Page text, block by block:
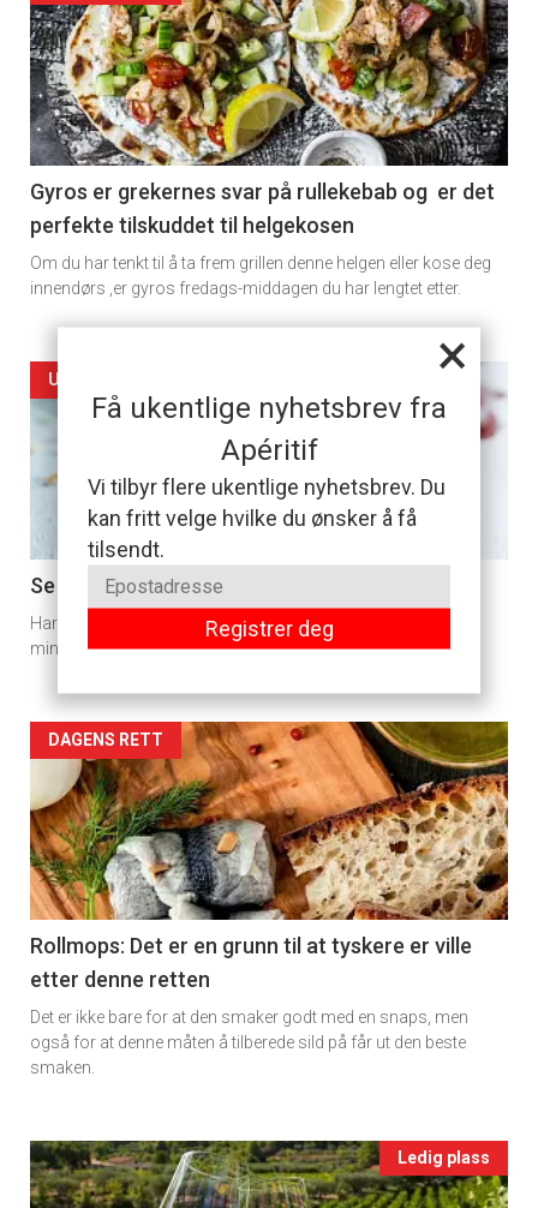
×
Få ukentlige nyhetsbrev fra
Apéritif
Vi tilbyr flere ukentlige nyhetsbrev. Du
kan fritt velge hvilke du ønsker å få
tilsendt.
Registrer deg
detail
-
section
11
Dagens
rett
Gyros er grekernes svar på rullekebab og er det
perfekte tilskuddet til helgekosen
Om du har tenkt til å ta frem grillen denne helgen eller kose deg
innendørs ,er gyros fredags-middagen du har lengtet etter.
Artikler
detail
-
section
11
Dagens
rett
UKENS KAKE
Se så lekre cookies med blåbær blir
Har du allerede sikret deg noen av skogens søte blå, er disse
minipaiene en god måte å bruke fangsten på.
Artikler
detail
-
section
11
Ukens
vin
DAGENS RETT
Rollmops: Det er en grunn til at tyskere er ville
etter denne retten
Det er ikke bare for at den smaker godt med en snaps, men
også for at denne måten å tilberede sild på får ut den beste
smaken.
Events
Ledig plass